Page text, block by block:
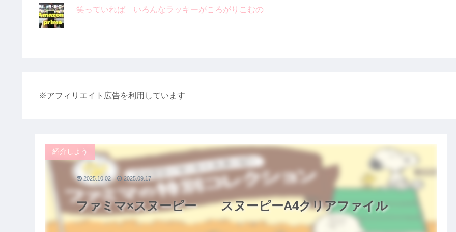
笑っていれば いろんなラッキーがころがりこむの
※アフィリエイト広告を利用しています
ファミマ×スヌーピー スヌーピーA4クリアファイル
紹介しよう
2025.10.02 2025.09.17